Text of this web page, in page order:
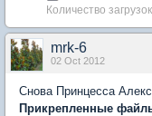
Количество
mrk-6
02 Oct 2012
Снова Принцесса
Прикрепленные